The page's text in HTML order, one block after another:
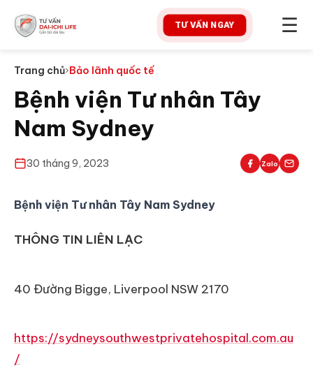
TƯ VẤN NGAY ☰
Trang chủ›Bảo lãnh quốc tế
Bệnh viện Tư nhân Tây
Nam Sydney
30 tháng 9, 2023 Zalo
Bệnh viện Tư nhân Tây Nam Sydney
THÔNG TIN LIÊN LẠC
40 Đường Bigge, Liverpool NSW 2170
https://sydneysouthwestprivatehospital.com.au
/